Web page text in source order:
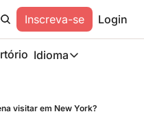
Inscreva-se Login
Idioma
Idioma
Description
visitar em New York?